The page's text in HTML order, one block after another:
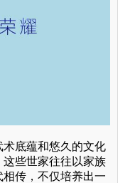
底蕴和悠久的文化
些世家往往以家族
传，不仅培养出一